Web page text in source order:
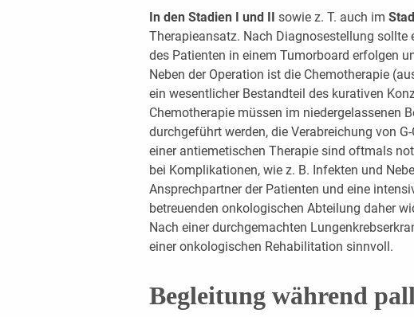
In den Stadien I und II sowie z. T. auch im
Therapieansatz. Nach Diagnosestellung sollte
des Patienten in einem Tumorboard erfolgen
Neben der Operation ist die Chemotherapie
ein wesentlicher Bestandteil des kurativen
Chemotherapie müssen im niedergelassenen
durchgeführt werden, die Verabreichung von
einer antiemetischen Therapie sind oftmals
bei Komplikationen, wie z. B. Infekten und
Ansprechpartner der Patienten und eine
betreuenden onkologischen Abteilung daher
Nach einer durchgemachten
einer onkologischen Rehabilitation sinnvoll.
Begleitung während